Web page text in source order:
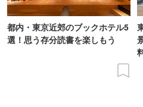
都内・東京近郊のブックホテル5
選！思う存分読書を楽しもう